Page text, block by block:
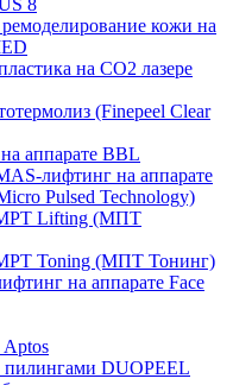
8
кожи на
на CO2 лазере
(Finepeel Clear
аппарате BBL
лифтинг на аппарате
Pulsed Technology)
Lifting (МПТ
Toning (МПТ Тонинг)
на аппарате Face
DUOPEEL